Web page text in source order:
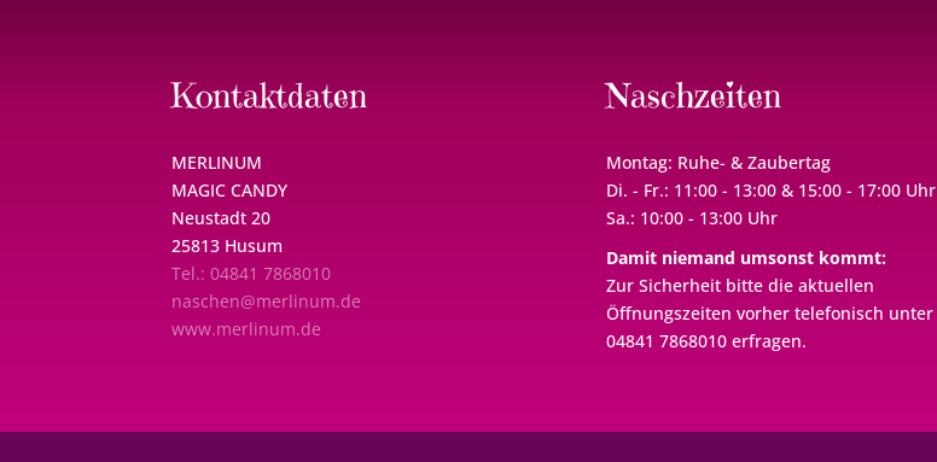
Kontaktdaten
MERLINUM
MAGIC CANDY
Neustadt 20
25813 Husum
Tel.: 04841 7868010
naschen@merlinum.de
www.merlinum.de
Naschzeiten
Montag: Ruhe- & Zaubertag
Di. - Fr.: 11:00 - 13:00 & 15:00 - 17:00 Uhr
Sa.: 10:00 - 13:00 Uhr
Damit niemand umsonst kommt:
Zur Sicherheit bitte die aktuellen
Öffnungszeiten vorher telefonisch unter
04841 7868010 erfragen.